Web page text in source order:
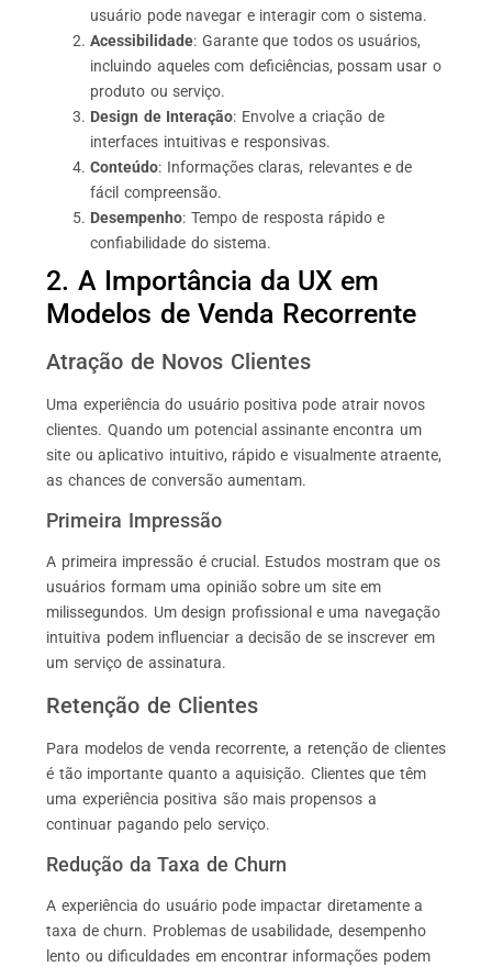
usuário pode navegar e interagir com o sistema.
Acessibilidade: Garante que todos os usuários,
incluindo aqueles com deficiências, possam usar o
produto ou serviço.
Design de Interação: Envolve a criação de
interfaces intuitivas e responsivas.
Conteúdo: Informações claras, relevantes e de
fácil compreensão.
Desempenho: Tempo de resposta rápido e
confiabilidade do sistema.
2. A Importância da UX em
Modelos de Venda Recorrente
Atração de Novos Clientes
Uma experiência do usuário positiva pode atrair novos
clientes. Quando um potencial assinante encontra um
site ou aplicativo intuitivo, rápido e visualmente atraente,
as chances de conversão aumentam.
Primeira Impressão
A primeira impressão é crucial. Estudos mostram que os
usuários formam uma opinião sobre um site em
milissegundos. Um design profissional e uma navegação
intuitiva podem influenciar a decisão de se inscrever em
um serviço de assinatura.
Retenção de Clientes
Para modelos de venda recorrente, a retenção de clientes
é tão importante quanto a aquisição. Clientes que têm
uma experiência positiva são mais propensos a
continuar pagando pelo serviço.
Redução da Taxa de Churn
A experiência do usuário pode impactar diretamente a
taxa de churn. Problemas de usabilidade, desempenho
lento ou dificuldades em encontrar informações podem